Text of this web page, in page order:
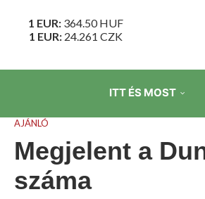
1 EUR: 364.50HUF
1 EUR: 24.261 CZK
ITT ÉS MOST
AJÁNLÓ
Megjelent a
száma